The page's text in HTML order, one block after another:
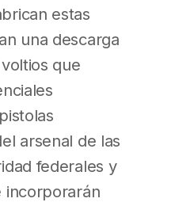
estas
una descarga
que
arsenal de las
federales y
incorporarán